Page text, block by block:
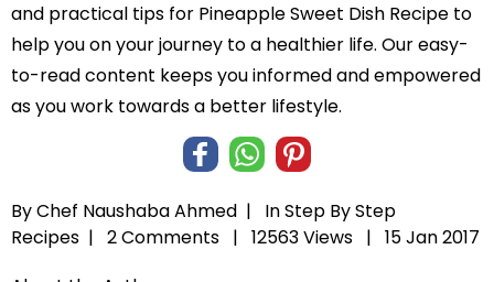
and practical tips for Pineapple Sweet Dish Recipe to
help you on your journey to a healthier life. Our easy-
to-read content keeps you informed and empowered
as you work towards a better lifestyle.
By Chef Naushaba Ahmed | InStep By Step
Recipes | 2 Comments | 12563 Views | 15 Jan 2017